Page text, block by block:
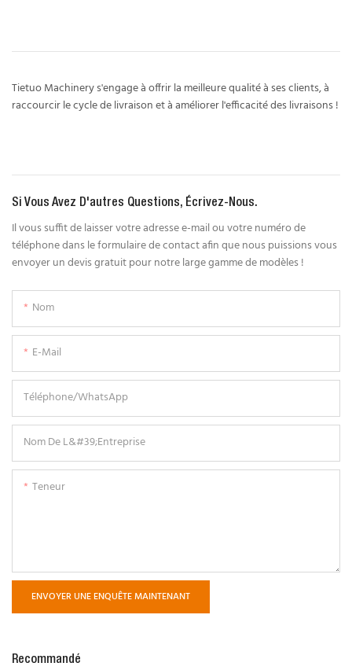
Tietuo Machinery s'engage à offrir la meilleure qualité à ses clients, à
raccourcir le cycle de livraison et à améliorer l'efficacité des livraisons !
Si Vous Avez D'autres Questions, Écrivez-Nous.
Il vous suffit de laisser votre adresse e-mail ou votre numéro de
téléphone dans le formulaire de contact afin que nous puissions vous
envoyer un devis gratuit pour notre large gamme de modèles !
Nom
E-Mail
Téléphone/WhatsApp
Nom De L&#39;entreprise
Teneur
ENVOYER UNE ENQUÊTE MAINTENANT
Recommandé